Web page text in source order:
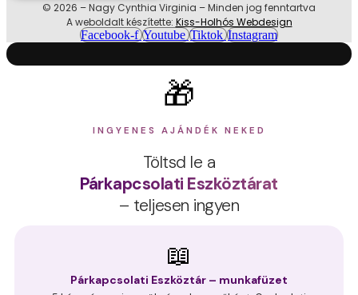
© 2026 – Nagy Cynthia Virginia – Minden jog fenntartva
A weboldalt készítette: Kiss-Holhós Webdesign
Facebook-f Youtube Tiktok Instagram
🎁
INGYENES AJÁNDÉK NEKED
Töltsd le a
Párkapcsolati Eszköztárat
– teljesen ingyen
📖
Párkapcsolati Eszköztár – munkafüzet